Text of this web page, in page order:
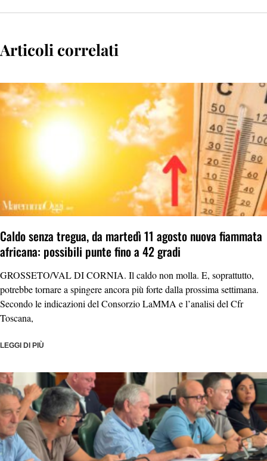
Articoli correlati
Caldo senza tregua, da martedì 11 agosto nuova fiammata
africana: possibili punte fino a 42 gradi
GROSSETO/VAL DI CORNIA. Il caldo non molla. E, soprattutto,
potrebbe tornare a spingere ancora più forte dalla prossima settimana.
Secondo le indicazioni del Consorzio LaMMA e l’analisi del Cfr
Toscana,
LEGGI DI PIÙ